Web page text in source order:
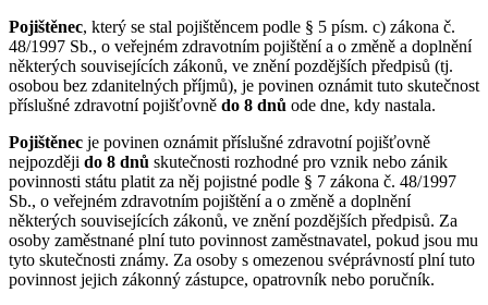
Pojištěnec, který se stal pojištěncem podle § 5 písm. c) zákona č.
48/1997 Sb., o veřejném zdravotním pojištění a o změně a doplnění
některých souvisejících zákonů, ve znění pozdějších předpisů (tj.
osobou bez zdanitelných příjmů), je povinen oznámit tuto skutečnost
příslušné zdravotní pojišťovně do 8 dnů ode dne, kdy nastala.
Pojištěnec je povinen oznámit příslušné zdravotní pojišťovně
nejpozději do 8 dnů skutečnosti rozhodné pro vznik nebo zánik
povinnosti státu platit za něj pojistné podle § 7 zákona č. 48/1997
Sb., o veřejném zdravotním pojištění a o změně a doplnění
některých souvisejících zákonů, ve znění pozdějších předpisů. Za
osoby zaměstnané plní tuto povinnost zaměstnavatel, pokud jsou mu
tyto skutečnosti známy. Za osoby s omezenou svéprávností plní tuto
povinnost jejich zákonný zástupce, opatrovník nebo poručník.